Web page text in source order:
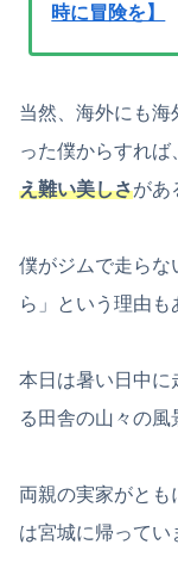
時に冒険を】
当然、海外にも
った僕からすれば
え難い美しさがあ
僕がジムで走らな
ら」という理由も
本日は暑い日中に
る田舎の山々の風
両親の実家がとも
は宮城に帰ってい